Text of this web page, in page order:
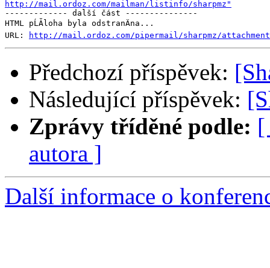
http://mail.ordoz.com/mailman/listinfo/sharpmz"
------------- další část ---------------
HTML pĹĂ­loha byla odstranÄna...
URL:
http://mail.ordoz.com/pipermail/sharpmz/
Předchozí příspěvek:
Následující příspěvek:
Zprávy tříděné podle: [
autora ]
Další informace o